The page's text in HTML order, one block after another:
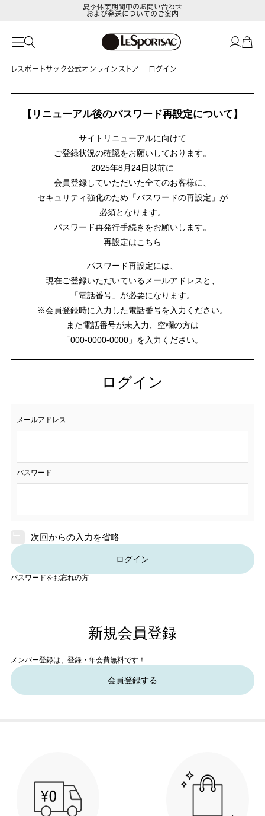
夏季休業期間中のお問い合わせ
および発送についてのご案内
レスポートサック公式オンラインストア ログイン
【リニューアル後のパスワード再設定について】
サイトリニューアルに向けて
ご登録状況の確認をお願いしております。
2025年8月24日以前に
会員登録していただいた全てのお客様に、
セキュリティ強化のため「パスワードの再設定」が
必須となります。
パスワード再発行手続きをお願いします。
再設定はこちら
パスワード再設定には、
現在ご登録いただいているメールアドレスと、
「電話番号」が必要になります。
※会員登録時に入力した電話番号を入力ください。
また電話番号が未入力、空欄の方は
「000-0000-0000」を入力ください。
ログイン
メールアドレス
パスワード
次回からの入力を省略
ログイン
パスワードをお忘れの方
新規会員登録
メンバー登録は、登録・年会費無料です！
会員登録する